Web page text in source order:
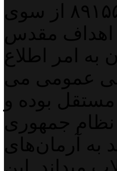
پایگاه خبری خبربین آنلاین به شماره ثبت ۸۹۱۵۵ از سوی
اهداف مقدس
به امر اطلاع
عمومی می
مستقل بوده و
نظام جمهوری
به آرمان‌های